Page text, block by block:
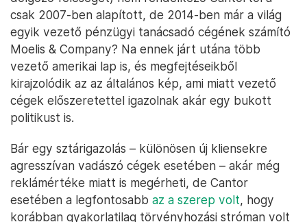
csak 2007-ben alapított, de 2014-ben már a világ
egyik vezető pénzügyi tanácsadó cégének számító
Moelis & Company? Na ennek járt utána több
vezető amerikai lap is, és megfejtéseikből
kirajzolódik az az általános kép, ami miatt vezető
cégek előszeretettel igazolnak akár egy bukott
politikust is.
Bár egy sztárigazolás – különösen új kliensekre
agresszívan vadászó cégek esetében – akár még
reklámértéke miatt is megérheti, de Cantor
esetében a legfontosabb az a szerep volt, hogy
korábban gyakorlatilag törvényhozási stróman volt